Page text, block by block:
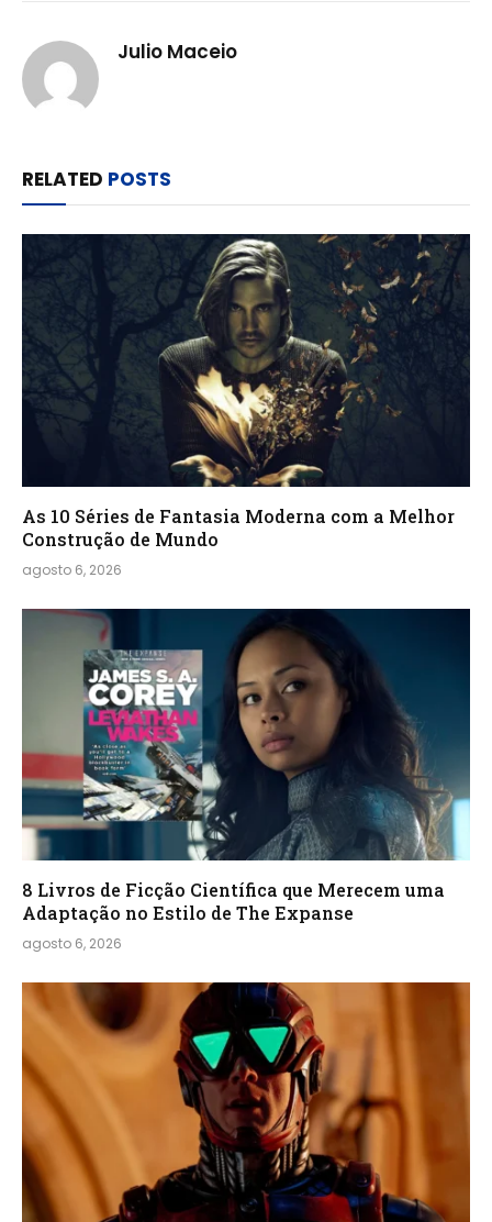
Julio Maceio
RELATED POSTS
As 10 Séries de Fantasia Moderna com a Melhor
Construção de Mundo
agosto 6, 2026
8 Livros de Ficção Científica que Merecem uma
Adaptação no Estilo de The Expanse
agosto 6, 2026